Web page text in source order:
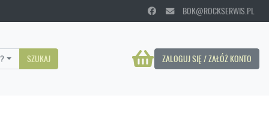
BOK@ROCKSERWIS.PL
ZALOGUJ SIĘ / ZAŁÓŻ KONTO
SZUKAJ